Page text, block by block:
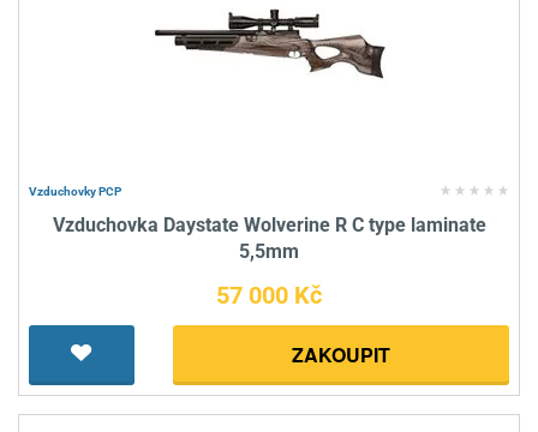
Vzduchovky PCP
Vzduchovka Daystate Wolverine R C type laminate
5,5mm
57 000 Kč
ZAKOUPIT